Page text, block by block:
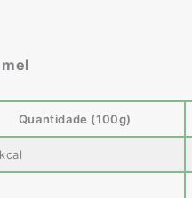
Quantidade (100g)